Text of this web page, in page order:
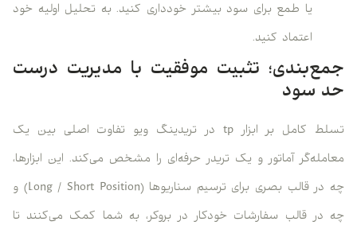
یا طمع برای سود بیشتر خودداری کنید. به تحلیل اولیه خود
اعتماد کنید.
جمع‌بندی؛ تثبیت موفقیت با مدیریت درست
حد سود
تسلط کامل بر ابزار tp در تریدینگ ویو تفاوت اصلی بین یک
معامله‌گر آماتور و یک تریدر حرفه‌ای را مشخص می‌کند. این ابزارها،
چه در قالب بصری برای ترسیم سناریوها (Long / Short Position) و
چه در قالب سفارشات خودکار در بروکر، به شما کمک می‌کنند تا